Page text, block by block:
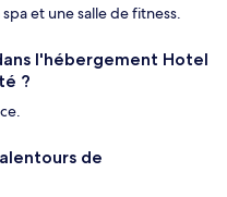
et une salle de fitness.
l'hébergement Hotel
?
de